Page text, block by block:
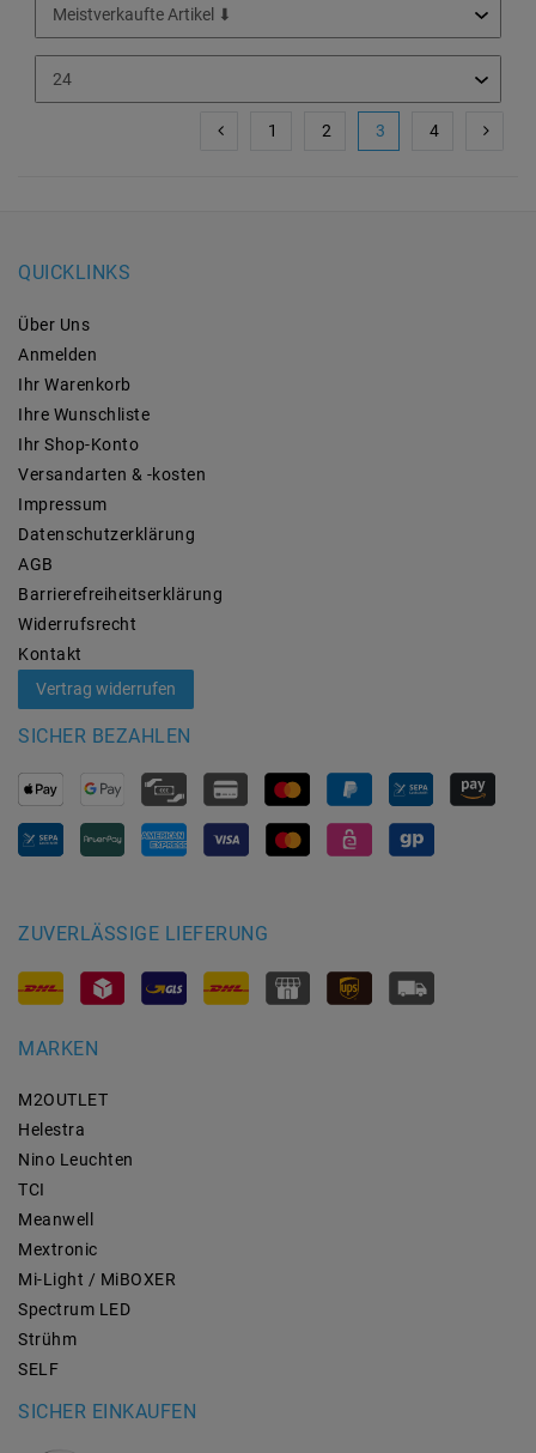
1 2 3 4
QUICKLINKS
Über Uns
Anmelden
Ihr Warenkorb
Ihre Wunschliste
Ihr Shop-Konto
Versandarten & -kosten
Impressum
Daten­schutz­erklärung
AGB
Barrierefreiheitserklärung
Widerrufs­recht
Kontakt
Vertrag widerrufen
SICHER BEZAHLEN
ZUVERLÄSSIGE LIEFERUNG
MARKEN
M2OUTLET
Helestra
Nino Leuchten
TCI
Meanwell
Mextronic
Mi-Light / MiBOXER
Spectrum LED
Strühm
SELF
SICHER EINKAUFEN